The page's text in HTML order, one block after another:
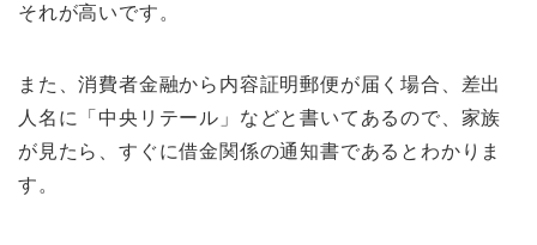
それが高いです。
また、消費者金融から内容証明郵便が届く場合、差出
人名に「中央リテール」などと書いてあるので、家族
が見たら、すぐに借金関係の通知書であるとわかりま
す。